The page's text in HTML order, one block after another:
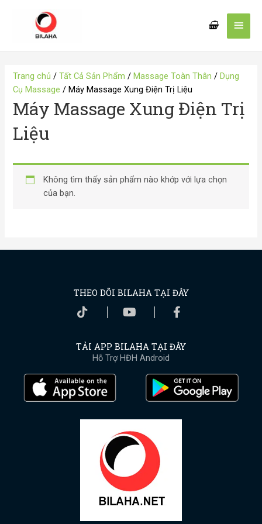
Trang chủ /Tất Cả Sản Phẩm /Massage Toàn Thân /Dụng
Cụ Massage / Máy Massage Xung Điện Trị Liệu
Máy Massage Xung Điện Trị
Liệu
Không tìm thấy sản phẩm nào khớp với lựa chọn
của bạn.
THEO DÕI BILAHA TẠI ĐÂY
TẢI APP BILAHA TẠI ĐÂY
Hỗ Trợ HĐH Android